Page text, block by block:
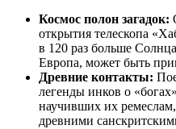
Космос полон загадок:
открытия телескопа
в 120 раз больше
Европа, может быть
Древние контакты:
легенды инков о
научивших их
древними